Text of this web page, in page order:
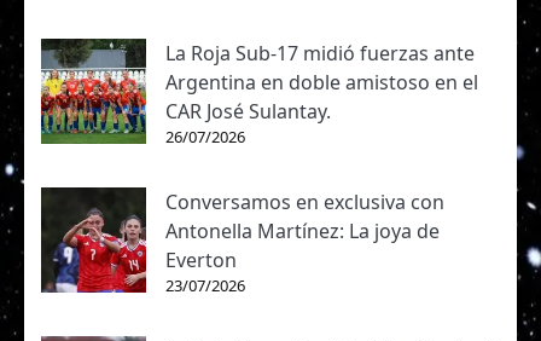
La Roja Sub-17 midió fuerzas ante
Argentina en doble amistoso en el
CAR José Sulantay.
26/07/2026
Conversamos en exclusiva con
Antonella Martínez: La joya de
Everton
23/07/2026